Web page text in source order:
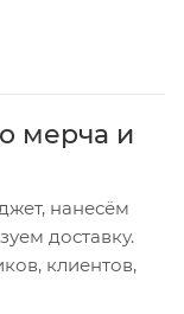
мерча и
нанесём
доставку.
клиентов,